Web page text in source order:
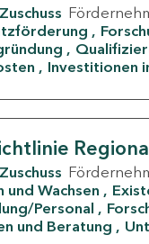
Zuschuss
Investitionen
Zuschuss
und Wachsen
Personal
und Beratung